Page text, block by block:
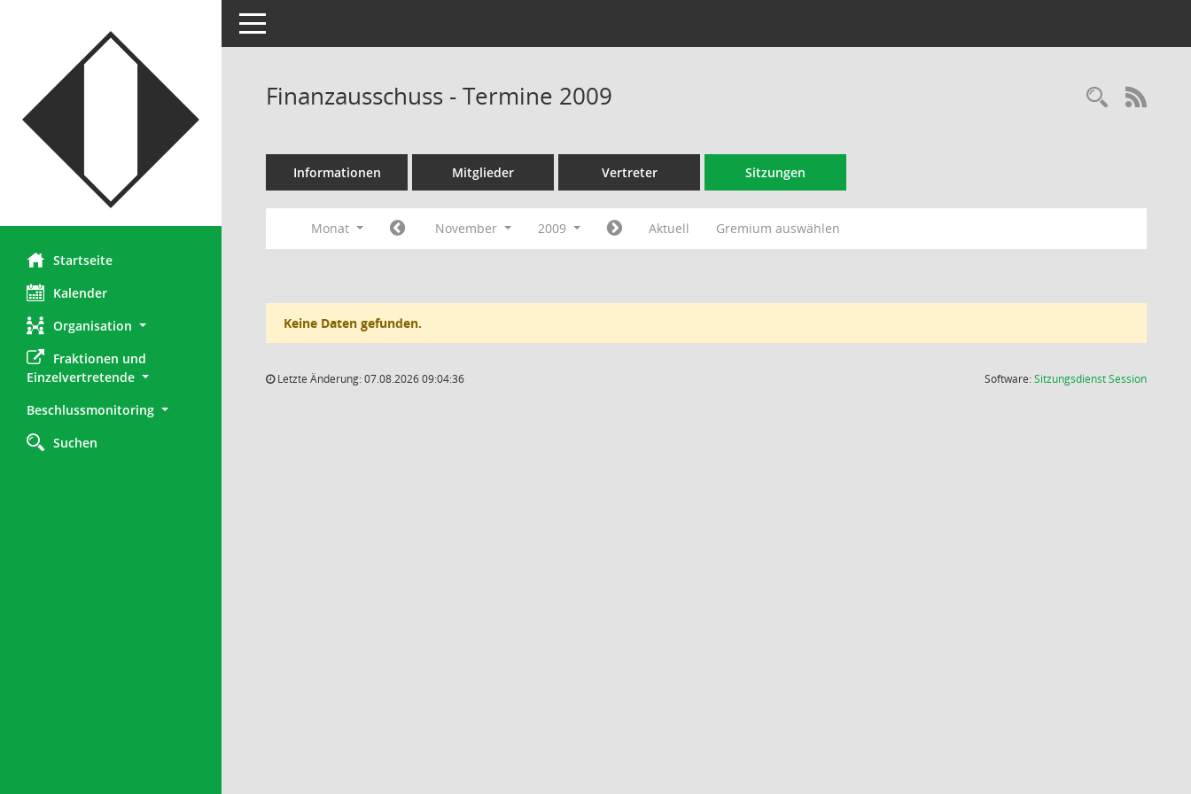
Startseite
Kalender
Organisation
Fraktionen und
Einzelvertretende
Beschlussmonitoring
Suchen
Toggle navigation
Finanzausschuss - Termine 2009
Informationen Mitglieder Vertreter Sitzungen
Monat November 2009 Aktuell Gremium auswählen
Keine Daten gefunden.
Letzte Änderung: 07.08.2026 09:04:36 Software:SitzungsdienstSession(Wird in